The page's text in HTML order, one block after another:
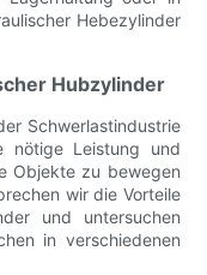
Hebezylinder
Hubzylinder
Schwerlastindustrie
nötige Leistung und
Objekte zu bewegen
wir die Vorteile
und untersuchen
in verschiedenen